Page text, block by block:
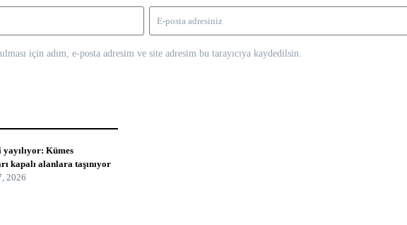
için adım, e-posta adresim ve site adresim bu tarayıcıya kaydedilsin.
Kümes
kapalı alanlara taşınıyor
2026